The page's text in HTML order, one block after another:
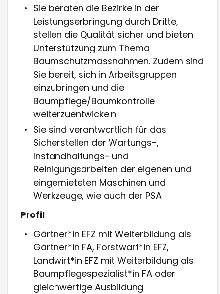
Sie beraten die Bezirke in der
Leistungserbringung durch Dritte,
stellen die Qualität sicher und bieten
Unterstützung zum Thema
Baumschutzmassnahmen. Zudem sind
Sie bereit, sich in Arbeitsgruppen
einzubringen und die
Baumpflege/Baumkontrolle
weiterzuentwickeln
Sie sind verantwortlich für das
Sicherstellen der Wartungs-,
Instandhaltungs- und
Reinigungsarbeiten der eigenen und
eingemieteten Maschinen und
Werkzeuge, wie auch der PSA
Profil
Gärtner*in EFZ mit Weiterbildung als
Gärtner*in FA, Forstwart*in EFZ,
Landwirt*in EFZ mit Weiterbildung als
Baumpflegespezialist*in FA oder
gleichwertige Ausbildung